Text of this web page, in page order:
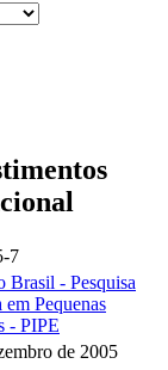
7
Brasil - Pesquisa
Pequenas
- PIPE
de 2005